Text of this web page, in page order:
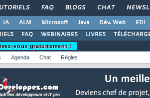
FAQ BLOGS CHAT
IA ALM Microsoft Java Dév. Web EDI
FAQ WEBINAIRES LIVRES
vous gratuitement !
Agenda Chat Règles